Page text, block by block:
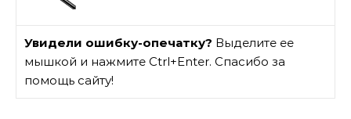
Увидели ошибку-опечатку? Выделите ее
мышкой и нажмите Ctrl+Enter. Спасибо за
помощь сайту!